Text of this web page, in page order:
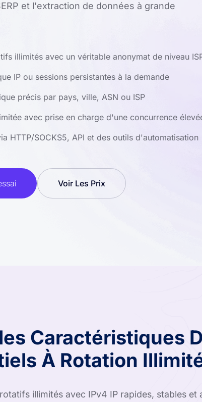
et l'extraction de données à grande
illimités avec un véritable anonymat de niveau
IP ou sessions persistantes à la demande
précis par pays, ville, ASN ou ISP
avec prise en charge d'une concurrence
HTTP/SOCKS5, API et des outils d'automatisation
Voir Les Prix
Caractéristiques
À Rotation
illimités avec IPv4 IP rapides, stables et